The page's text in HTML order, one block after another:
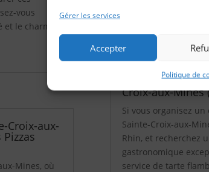
Gérer les services
Accepter
Politique de
vous
le charme
Croix-aux-
Mines, où
Tarte Flambée
Croix-aux-Mines
Si vous organisez un
Sainte-Croix-aux-
Rhin, et recherchez
gastronomique
service de tarte